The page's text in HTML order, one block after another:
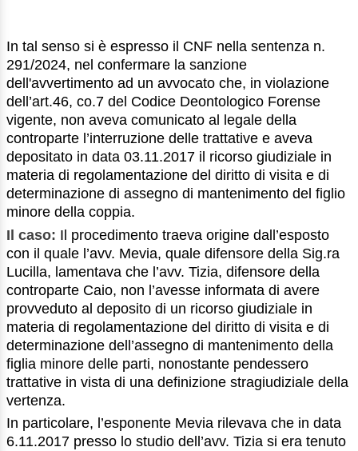
In tal senso si è espresso il CNF nella sentenza n.
291/2024, nel confermare la sanzione
dell'avvertimento ad un avvocato che, in violazione
dell’art.46, co.7 del Codice Deontologico Forense
vigente, non aveva comunicato al legale della
controparte l’interruzione delle trattative e aveva
depositato in data 03.11.2017 il ricorso giudiziale in
materia di regolamentazione del diritto di visita e di
determinazione di assegno di mantenimento del figlio
minore della coppia.
Il caso: Il procedimento traeva origine dall’esposto
con il quale l’avv. Mevia, quale difensore della Sig.ra
Lucilla, lamentava che l’avv. Tizia, difensore della
controparte Caio, non l’avesse informata di avere
provveduto al deposito di un ricorso giudiziale in
materia di regolamentazione del diritto di visita e di
determinazione dell’assegno di mantenimento della
figlia minore delle parti, nonostante pendessero
trattative in vista di una definizione stragiudiziale della
vertenza.
In particolare, l’esponente Mevia rilevava che in data
6.11.2017 presso lo studio dell’avv. Tizia si era tenuto